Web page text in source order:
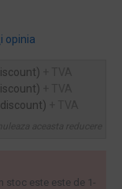
opinia
stoc este este de 1-